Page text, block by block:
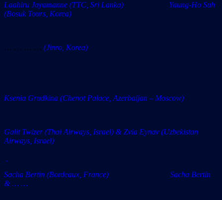
Laahiru Jayamanne (TTC, Sri Lanka) Yaung-Ho Suh
(Bosuk Tours, Korea)
… … … … (Jinro, Korea)
Ksenia Grudkina (Chenot Palace, Azerbaijan – Moscow)
Galit Twizer (Thai Airways, Israel) & Zvia Eynav (Uzbekistan
Airways, Israel)
Sacha Bertin (Bordeaux, France) Sacha Bertin
& … …